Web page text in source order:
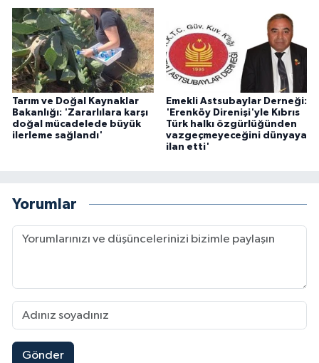
Tarım ve Doğal Kaynaklar
Bakanlığı: 'Zararlılara karşı
doğal mücadelede büyük
ilerleme sağlandı'
Emekli Astsubaylar Derneği:
'Erenköy Direnişi'yle Kıbrıs
Türk halkı özgürlüğünden
vazgeçmeyeceğini dünyaya
ilan etti'
Yorumlar
Gönder